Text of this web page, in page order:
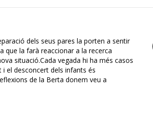
dels seus pares la porten a sentir
que la farà reaccionar a la recerca
situació.Cada vegada hi ha més casos
el desconcert dels infants és
de la Berta donem veu a